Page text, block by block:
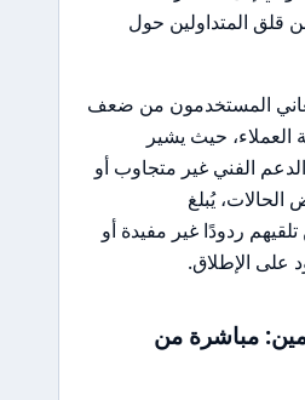
قلق المتداولين حول
المستخدمون من ضعف
حيث يشير
الفني غير متجاوب أو
يُبلغ
ردودًا غير مفيدة أو
على الإطلاق.
مباشرة من